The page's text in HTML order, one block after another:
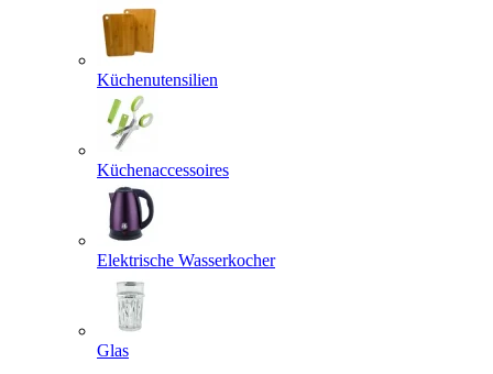
Küchenutensilien
Küchenaccessoires
Elektrische Wasserkocher
Glas